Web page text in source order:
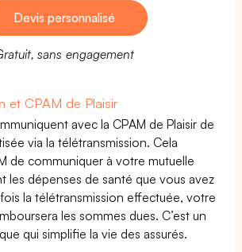
Devis personnalisé
sans engagement
et CPAM de Plaisir
avec la CPAM de Plaisir de
via la télétransmission. Cela
de communiquer à votre mutuelle
les dépenses de santé que vous avez
la télétransmission effectuée, votre
les sommes dues. C’est un
qui simplifie la vie des assurés.